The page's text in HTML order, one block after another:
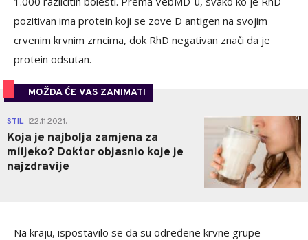
pozitivan ima protein koji se zove D antigen na svojim
crvenim krvnim zrncima, dok RhD negativan znači da je
protein odsutan.
MOŽDA ĆE VAS ZANIMATI
STIL 22.11.2021.
Koja je najbolja zamjena za
mlijeko? Doktor objasnio koje je
najzdravije
0
Na kraju, ispostavilo se da su određene krvne grupe